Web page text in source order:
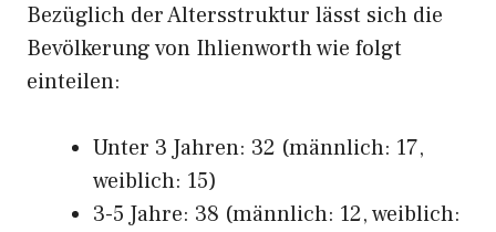
Bezüglich der Altersstruktur lässt sich die
Bevölkerung von Ihlienworth wie folgt
einteilen:
Unter 3 Jahren: 32 (männlich: 17,
weiblich: 15)
3-5 Jahre: 38 (männlich: 12, weiblich: